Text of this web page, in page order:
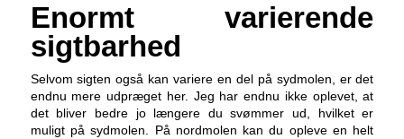
Enormt varierende
sigtbarhed
Selvom sigten også kan variere en del på sydmolen, er det
endnu mere udpræget her. Jeg har endnu ikke oplevet, at
det bliver bedre jo længere du svømmer ud, hvilket er
muligt på sydmolen. På nordmolen kan du opleve en helt